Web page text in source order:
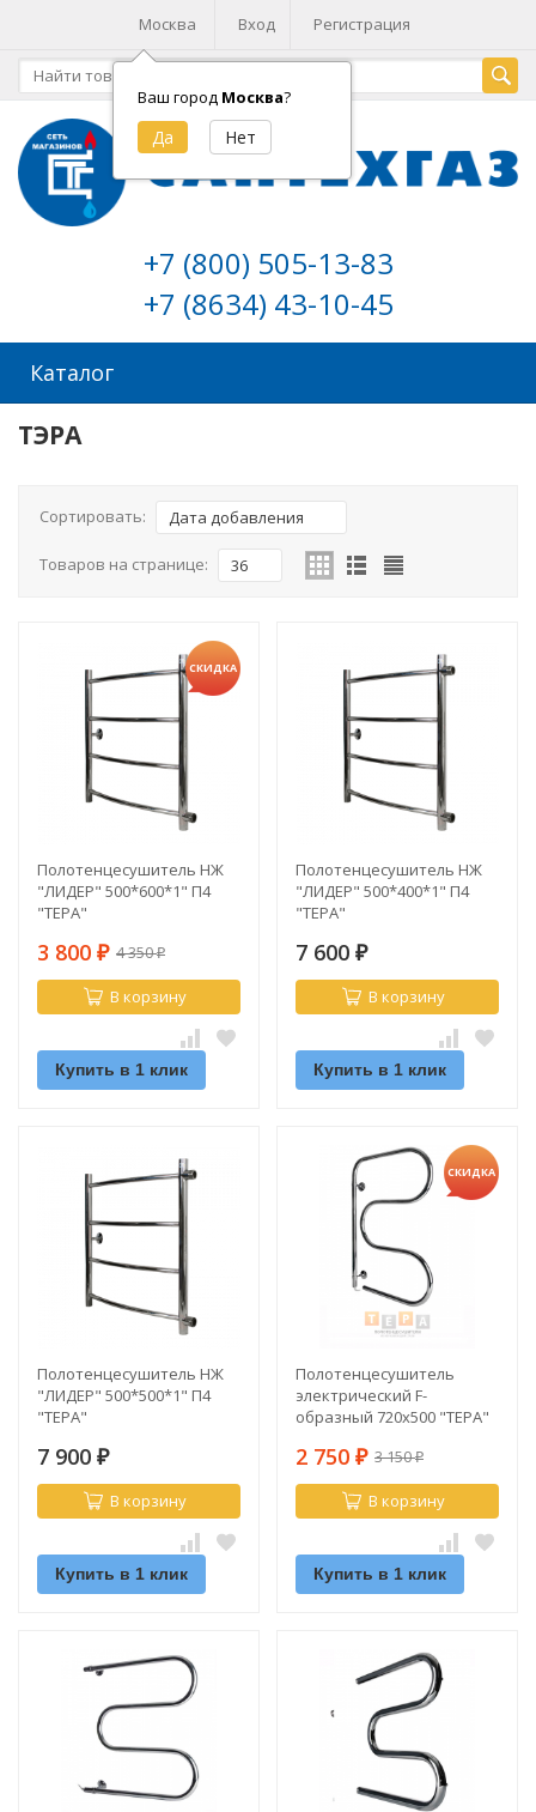
Москва
Ваш город Москва?
Вход Регистрация
+7 (800) 505-13-83
+7 (8634) 43-10-45
Каталог
ТЭРА
Сортировать: Дата добавления
Товаров на странице: 36
СКИДКА
Полотенцесушитель НЖ
"ЛИДЕР" 500*600*1" П4
"ТЕРА"
3 800 ₽ 4 350₽
В корзину
Купить в 1 клик
Полотенцесушитель НЖ
"ЛИДЕР" 500*400*1" П4
"ТЕРА"
7 600 ₽
В корзину
Купить в 1 клик
Полотенцесушитель НЖ
"ЛИДЕР" 500*500*1" П4
"ТЕРА"
7 900 ₽
В корзину
Купить в 1 клик
СКИДКА
Полотенцесушитель
электрический F-
образный 720х500 "ТЕРА"
2 750 ₽ 3 150₽
В корзину
Купить в 1 клик